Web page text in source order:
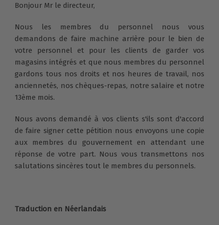
Bonjour Mr le directeur,
Nous les membres du personnel nous vous
demandons de faire machine arrière pour le bien de
votre personnel et pour les clients de garder vos
magasins intégrés et que nous membres du personnel
gardons tous nos droits et nos heures de travail, nos
anciennetés, nos chèques-repas, notre salaire et notre
13ème mois.
Nous avons demandé à vos clients s'ils sont d'accord
de faire signer cette pétition nous envoyons une copie
aux membres du gouvernement en attendant une
réponse de votre part. Nous vous transmettons nos
salutations sincères tout le membres du personnels.
Traduction en Néerlandais